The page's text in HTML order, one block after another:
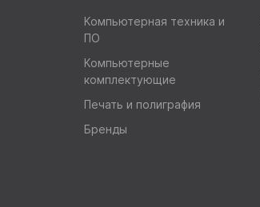
Компьютерная техника и
ПО
Компьютерные
комплектующие
Печать и полиграфия
Бренды